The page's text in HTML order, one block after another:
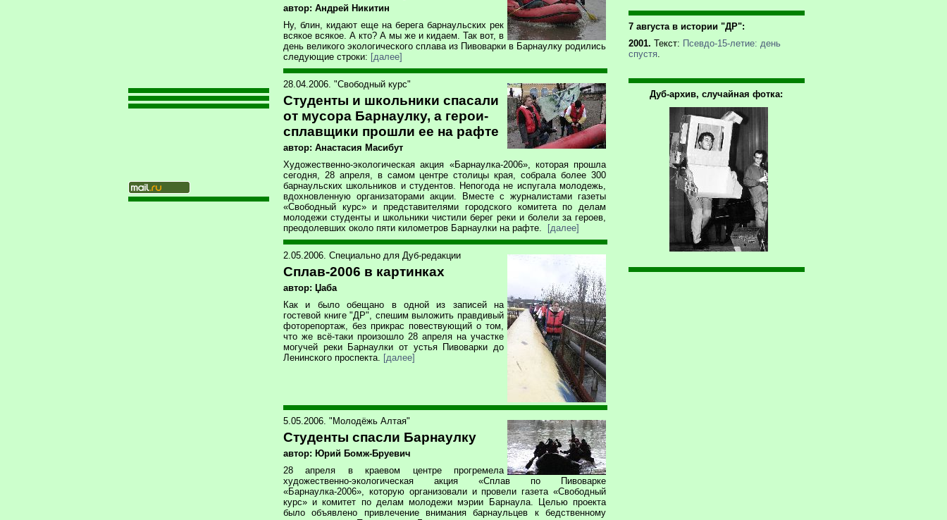
автор: Андрей Никитин
Ну, блин, кидают еще на берега барнаульских рек
всякое всякое. А кто? А мы же и кидаем. Так вот, в
день великого экологического сплава из Пивоварки в Барнаулку родились
следующие строки: [далее]
28.04.2006. "Свободный курс"
Студенты и школьники спасали
от мусора Барнаулку, а герои-
сплавщики прошли ее на рафте
автор: Анастасия Масибут
Художественно-экологическая акция «Барнаулка-2006», которая прошла
сегодня, 28 апреля, в самом центре столицы края, собрала более 300
барнаульских школьников и студентов. Непогода не испугала молодежь,
вдохновленную организаторами акции. Вместе с журналистами газеты
«Свободный курс» и представителями городского комитета по делам
молодежи студенты и школьники чистили берег реки и болели за героев,
преодолевших около пяти километров Барнаулки на рафте.
[далее]
2.05.2006. Специально для Дуб-редакции
Сплав-2006 в картинках
автор: Џаба
Как и было обещано в одной из записей на
гостевой книге "ДР", спешим выложить правдивый
фоторепортаж, без прикрас повествующий о том,
что же всё-таки произошло 28 апреля на участке
могучей реки Барнаулки от устья Пивоварки до
Ленинского проспекта. [далее]
5.05.2006. "Молодёжь Алтая"
Студенты спасли Барнаулку
автор: Юрий Бомж-Бруевич
28 апреля в краевом центре прогремела
художественно-экологическая акция «Сплав по Пивоварке
«Барнаулка-2006», которую организовали и провели газета «Свободный
курс» и комитет по делам молодежи мэрии Барнаула. Целью проекта
было объявлено привлечение внимания барнаульцев к бедственному
7 августа в истории "ДР":
2001. Текст: Псевдо-15-летие: день
спустя.
Дуб-архив, случайная фотка: